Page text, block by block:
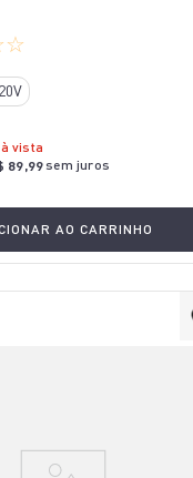
☆
à vista
89,99sem juros
AO CARRINHO